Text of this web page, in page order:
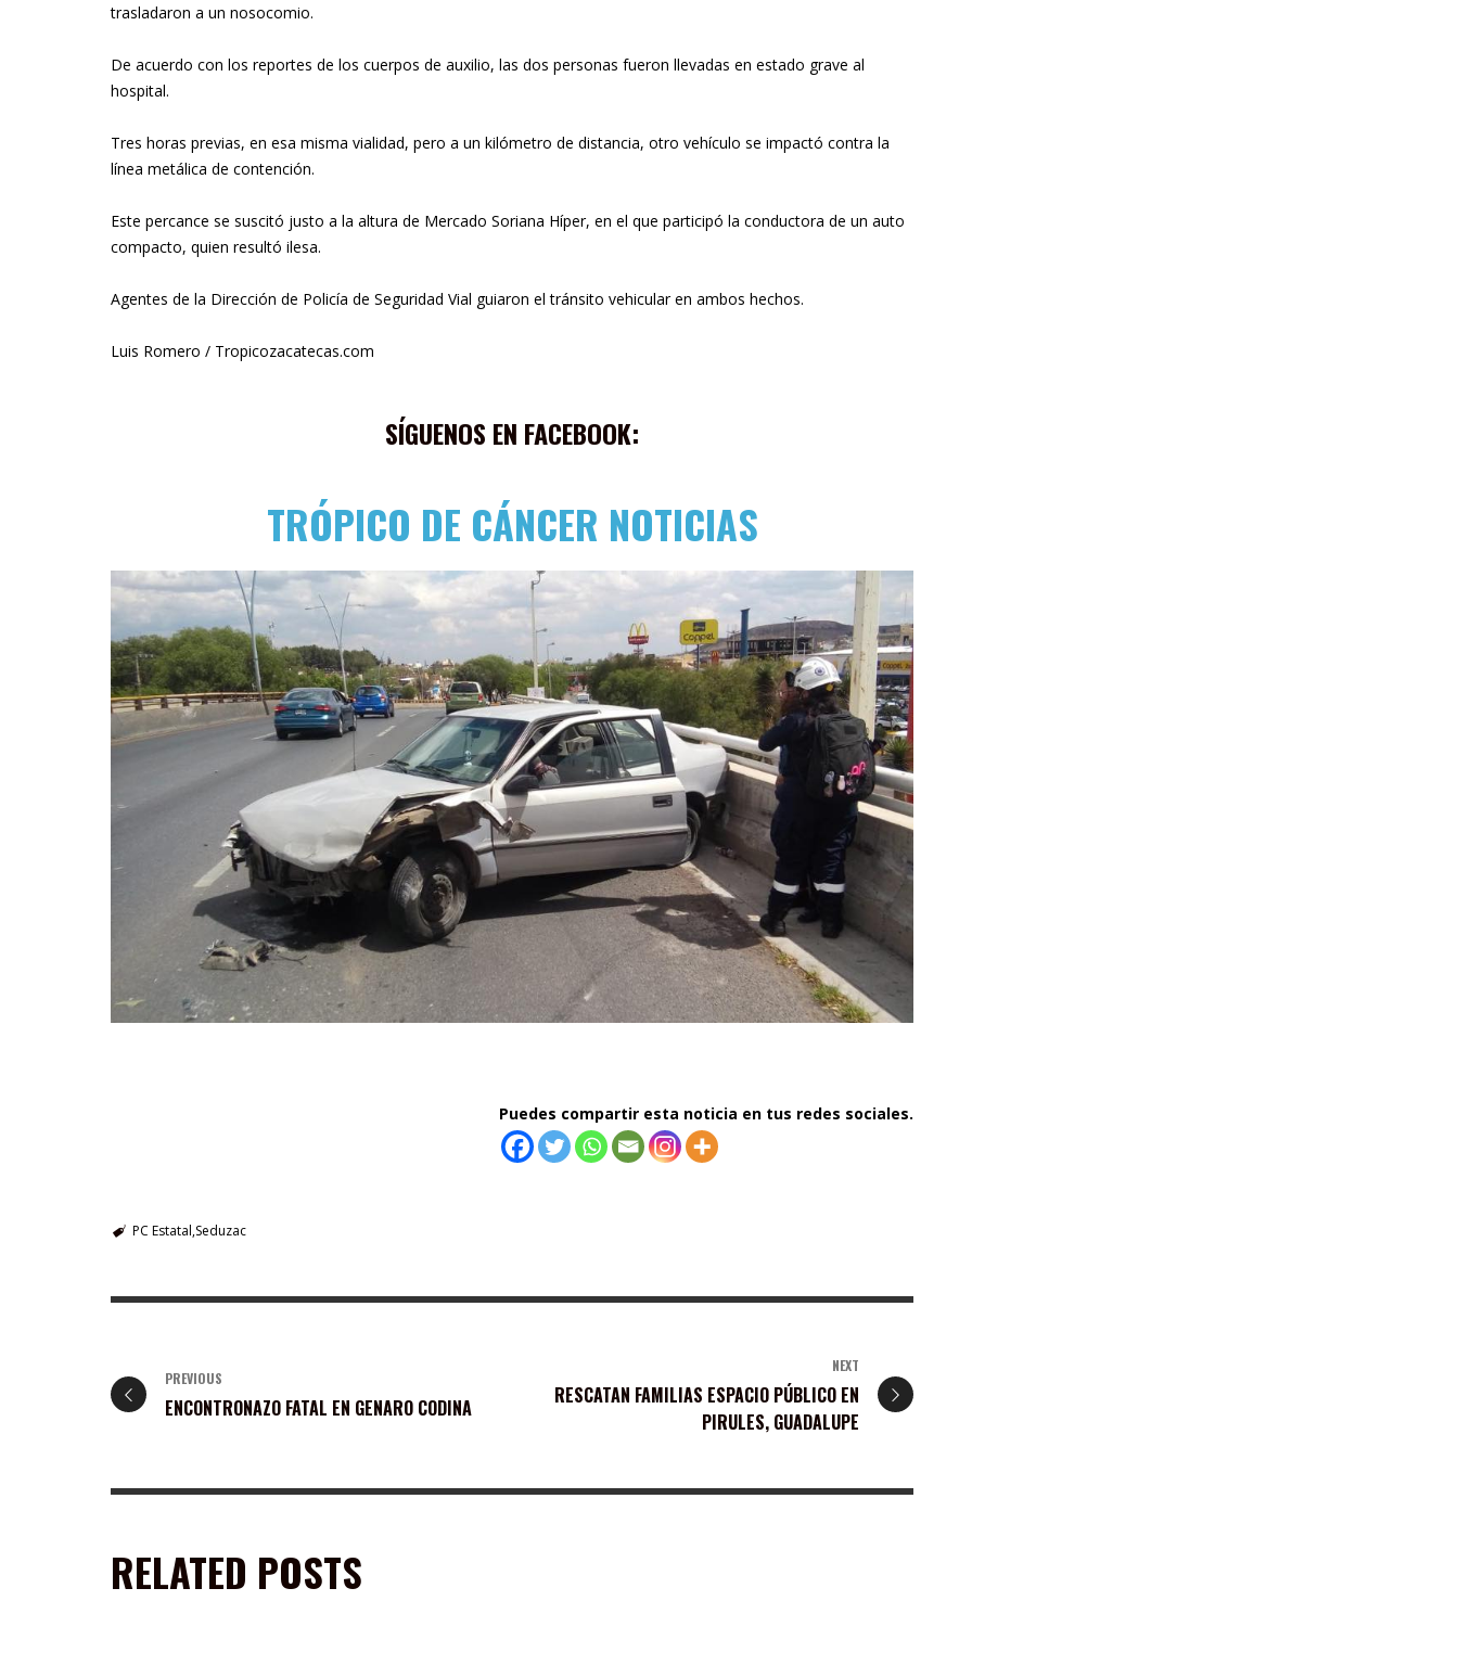
trasladaron a un nosocomio.
De acuerdo con los reportes de los cuerpos de auxilio, las dos personas fueron llevadas en estado grave al
hospital.
Tres horas previas, en esa misma vialidad, pero a un kilómetro de distancia, otro vehículo se impactó contra la
línea metálica de contención.
Este percance se suscitó justo a la altura de Mercado Soriana Híper, en el que participó la conductora de un auto
compacto, quien resultó ilesa.
Agentes de la Dirección de Policía de Seguridad Vial guiaron el tránsito vehicular en ambos hechos.
Luis Romero / Tropicozacatecas.com
SÍGUENOS EN FACEBOOK:
TRÓPICO DE CÁNCER NOTICIAS
Puedes compartir esta noticia en tus redes sociales.
PC Estatal Seduzac
PREVIOUS
ENCONTRONAZO FATAL EN GENARO CODINA
NEXT
RESCATAN FAMILIAS ESPACIO PÚBLICO EN
PIRULES, GUADALUPE
RELATED POSTS